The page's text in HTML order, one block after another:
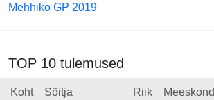
Mehhiko GP 2019
TOP 10 tulemused
Koht Sõitja Riik Meeskond